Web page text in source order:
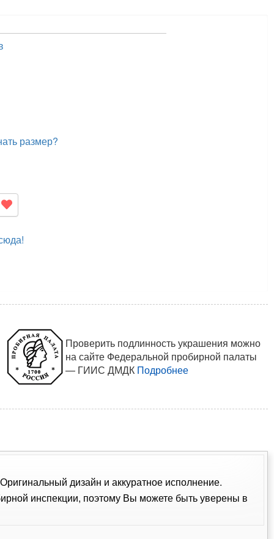
размер?
Проверить подлинность украшения можно
на сайте Федеральной пробирной палаты
— ГИИС ДМДК Подробнее
дизайн и аккуратное исполнение.
инспекции, поэтому Вы можете быть уверены в